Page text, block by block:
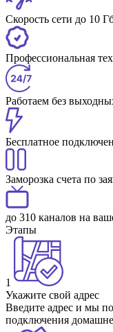
Скорость сети до 10
Профессиональная
Работаем без
Бесплатное
Заморозка счета по
до 310 каналов на
Этапы
1
Укажите свой адрес
Введите адрес и мы
подключения